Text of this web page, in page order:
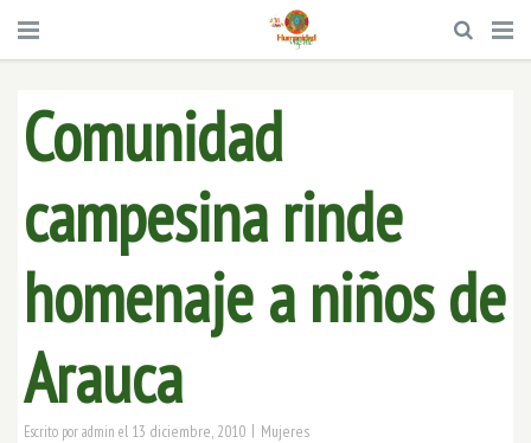
Comunidad
campesina rinde
homenaje a niños de
Arauca
Escrito poradmin el 13 diciembre, 2010 | Mujeres